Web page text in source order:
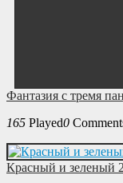
Фантазия с тремя
165 Played0
Красный и зеленый 2